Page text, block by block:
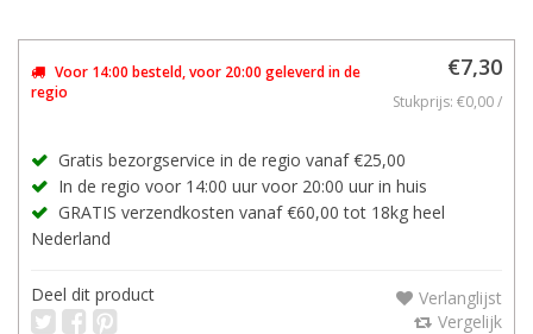
Voor 14:00 besteld, voor 20:00 geleverd in de
regio
€7,30
Stukprijs: €0,00 /
Gratis bezorgservice in de regio vanaf €25,00
In de regio voor 14:00 uur voor 20:00 uur in huis
GRATIS verzendkosten vanaf €60,00 tot 18kg heel
Nederland
Deel dit product
Verlanglijst
Vergelijk